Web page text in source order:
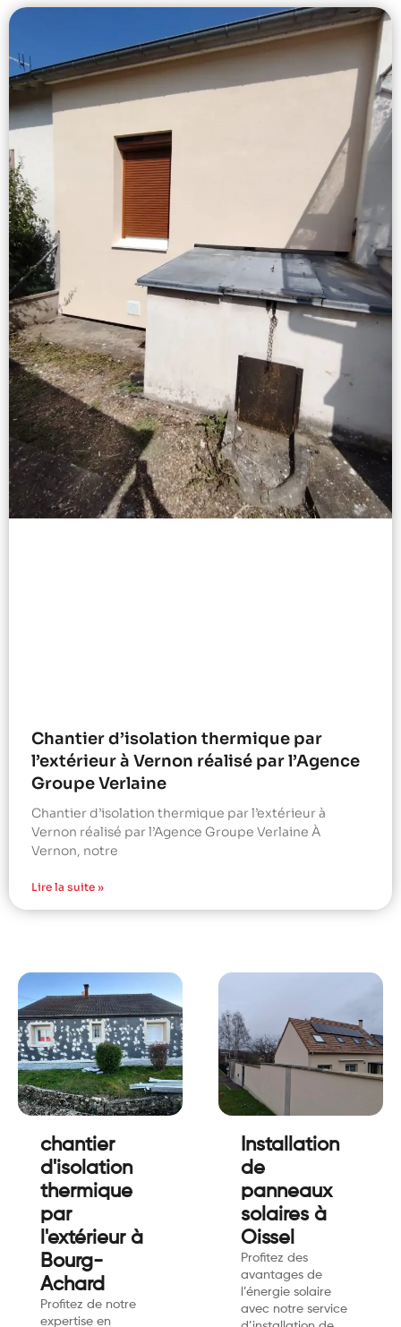
Chantier d’isolation thermique par
l’extérieur à Vernon réalisé par l’Agence
Groupe Verlaine
Chantier d’isolation thermique par l’extérieur à
Vernon réalisé par l’Agence Groupe Verlaine À
Vernon, notre
Lire la suite »
chantier
d'isolation
thermique
par
l'extérieur à
Bourg-
Achard
Profitez de notre
expertise en
Installation
de
panneaux
solaires à
Oissel
Profitez des
avantages de
l’énergie solaire
avec notre service